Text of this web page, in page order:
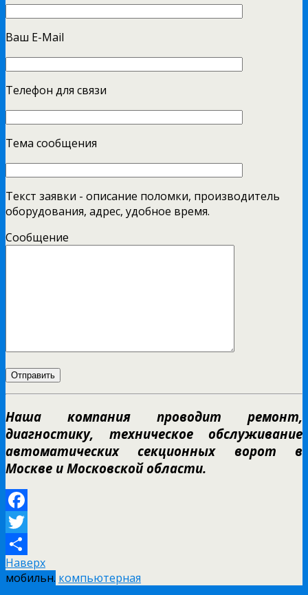
Ваш E-Mail
Телефон для связи
Тема сообщения
Текст заявки - описание поломки, производитель
оборудования, адрес, удобное время.
Сообщение
Наша компания проводит ремонт,
диагностику, техническое обслуживание
автоматических секционных ворот в
Москве и Московской области.
Facebook
Twitter
Отправить
Наверх
мобильн. компьютерная